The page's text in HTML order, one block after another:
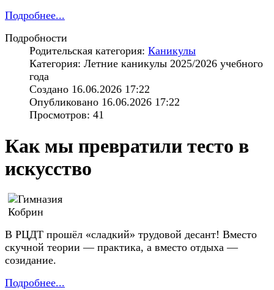
Подробнее...
Подробности
Родительская категория: Каникулы
Категория: Летние каникулы 2025/2026 учебного
года
Создано 16.06.2026 17:22
Опубликовано 16.06.2026 17:22
Просмотров: 41
Как мы превратили тесто в
искусство
В РЦДТ прошёл «сладкий» трудовой десант! Вместо
скучной теории — практика, а вместо отдыха —
созидание.
Подробнее...